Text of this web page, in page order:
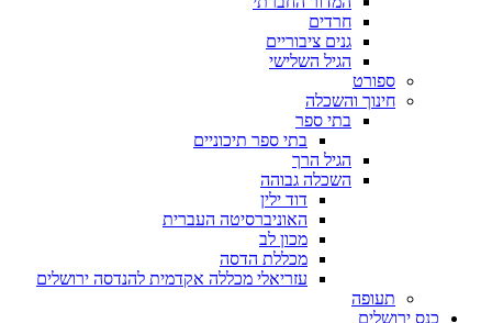
חרדים
גנים ציבוריים
הגיל השלישי
ספורט
חינוך והשכלה
בתי ספר
בתי ספר תיכוניים
הגיל הרך
השכלה גבוהה
דוד ילין
האוניברסיטה העברית
מכון לב
מכללת הדסה
עזריאלי מכללה אקדמית להנדסה ירושלים
תעופה
כנס ירושלים